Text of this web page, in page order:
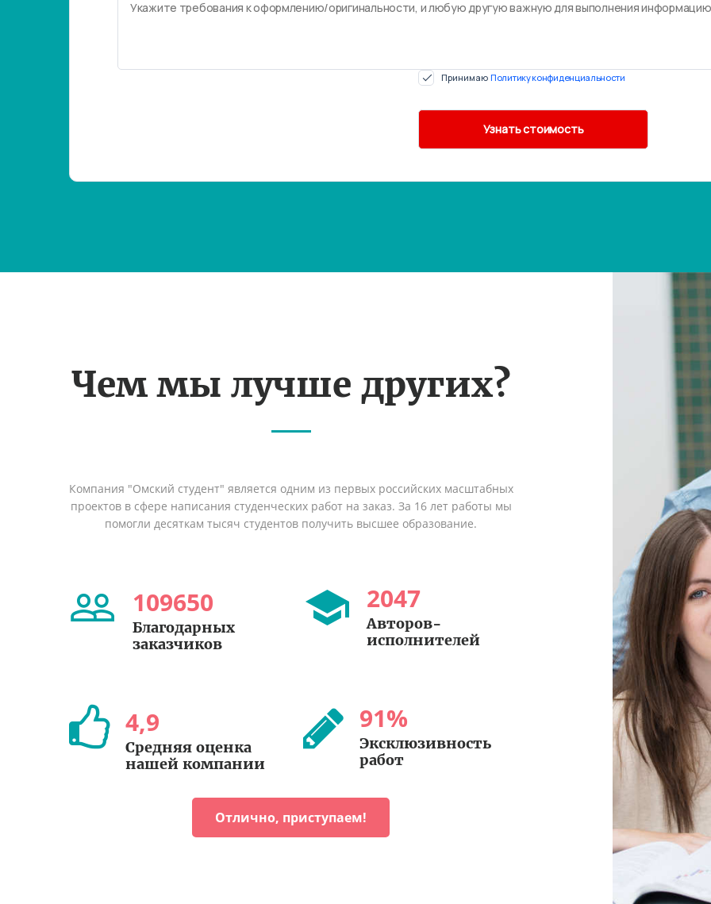
Принимаю Политику конфиденциальности
Чем мы лучше других?
Компания "Омский студент" является одним из первых российских масштабных
проектов в сфере написания студенческих работ на заказ. За 16 лет работы мы
помогли десяткам тысяч студентов получить высшее образование.
109650
Благодарных
заказчиков
2047
Авторов-
исполнителей
4,9
Средняя оценка
нашей компании
91%
Эксклюзивность
работ
Отлично, приступаем!